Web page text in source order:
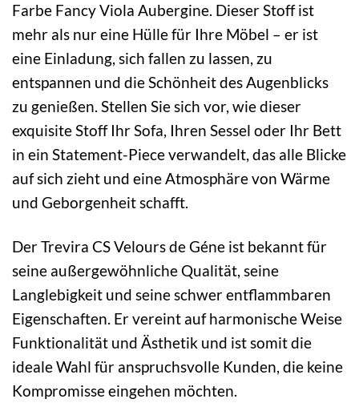
Farbe Fancy Viola Aubergine. Dieser Stoff ist
mehr als nur eine Hülle für Ihre Möbel – er ist
eine Einladung, sich fallen zu lassen, zu
entspannen und die Schönheit des Augenblicks
zu genießen. Stellen Sie sich vor, wie dieser
exquisite Stoff Ihr Sofa, Ihren Sessel oder Ihr Bett
in ein Statement-Piece verwandelt, das alle Blicke
auf sich zieht und eine Atmosphäre von Wärme
und Geborgenheit schafft.
Der Trevira CS Velours de Géne ist bekannt für
seine außergewöhnliche Qualität, seine
Langlebigkeit und seine schwer entflammbaren
Eigenschaften. Er vereint auf harmonische Weise
Funktionalität und Ästhetik und ist somit die
ideale Wahl für anspruchsvolle Kunden, die keine
Kompromisse eingehen möchten.